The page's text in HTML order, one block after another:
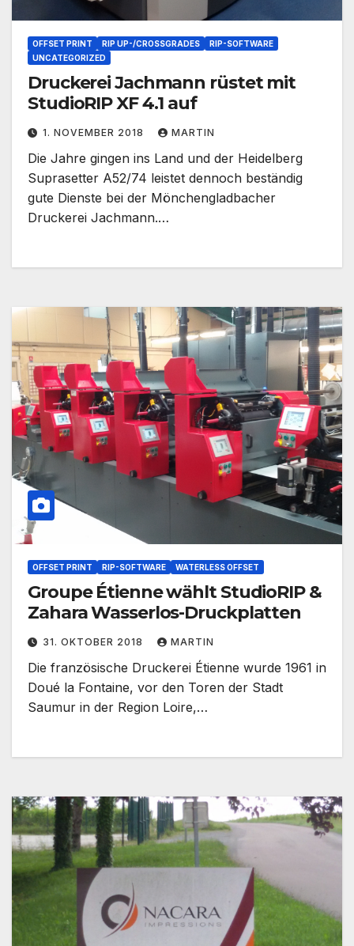
OFFSET PRINT RIP UP-/CROSSGRADES
RIP-SOFTWARE
UNCATEGORIZED
Druckerei Jachmann rüstet mit
StudioRIP XF 4.1 auf
1. NOVEMBER 2018 MARTIN
Die Jahre gingen ins Land und der Heidelberg
Suprasetter A52/74 leistet dennoch beständig
gute Dienste bei der Mönchengladbacher
Druckerei Jachmann.…
OFFSET PRINT RIP-SOFTWARE WATERLESS OFFSET
Groupe Étienne wählt StudioRIP &
Zahara Wasserlos-Druckplatten
31. OKTOBER 2018 MARTIN
Die französische Druckerei Étienne wurde 1961 in
Doué la Fontaine, vor den Toren der Stadt
Saumur in der Region Loire,…